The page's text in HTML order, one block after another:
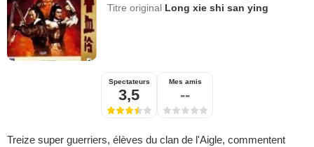
Titre original Long xie shi san ying
Spectateurs
3,5
Mes amis
--
Treize super guerriers, élèves du clan de l'Aigle, commentent